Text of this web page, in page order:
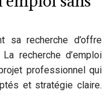
sa recherche d’offre
recherche d’emploi
professionnel qui
et stratégie claire.